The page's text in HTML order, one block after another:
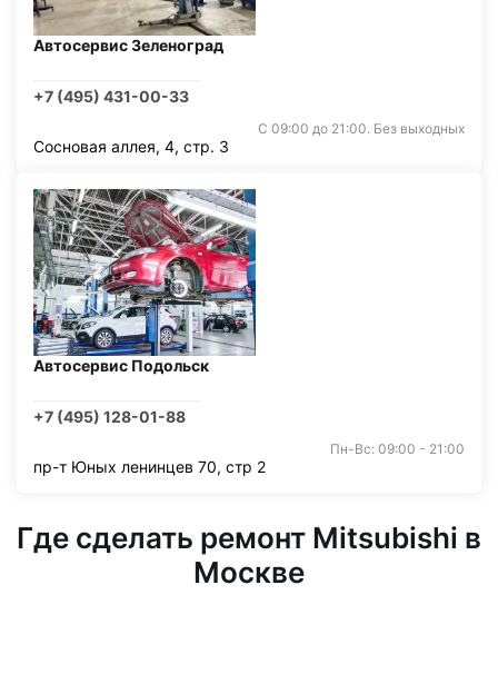
Автосервис Зеленоград
+7 (495) 431-00-33
С 09:00 до 21:00. Без выходных
Сосновая аллея, 4, стр. 3
Автосервис Подольск
+7 (495) 128-01-88
Пн-Вс: 09:00 - 21:00
пр-т Юных ленинцев 70, стр 2
Где сделать ремонт Mitsubishi в
Москве